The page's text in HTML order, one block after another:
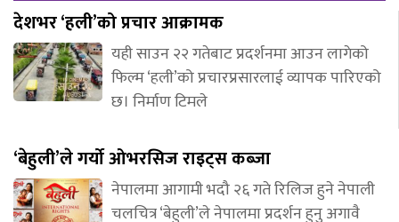
देशभर ‘हली’को प्रचार आक्रामक
यही साउन २२ गतेबाट प्रदर्शनमा आउन लागेको
फिल्म ‘हली’को प्रचारप्रसारलाई व्यापक पारिएको
छ। निर्माण टिमले
‘बेहुली’ले गर्यो ओभरसिज राइट्स कब्जा
नेपालमा आगामी भदौ २६ गते रिलिज हुने नेपाली
चलचित्र ‘बेहुली’ले नेपालमा प्रदर्शन हुनु अगावै